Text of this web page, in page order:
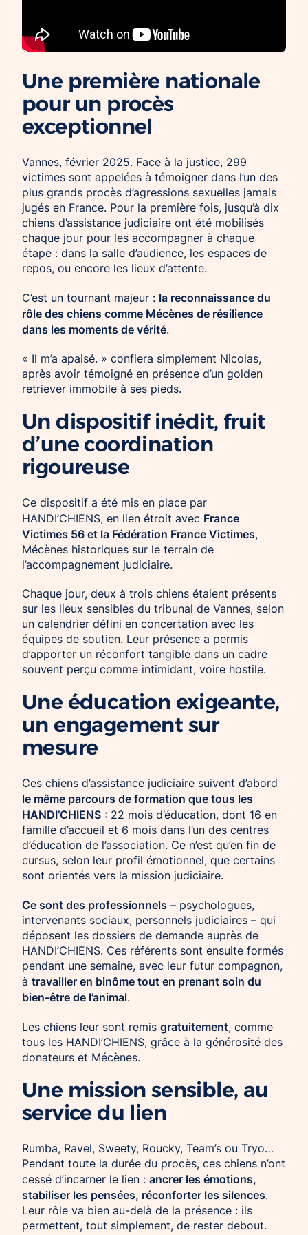
Une première nationale
pour un procès
exceptionnel
Vannes, février 2025. Face à la justice, 299
victimes sont appelées à témoigner dans l’un des
plus grands procès d’agressions sexuelles jamais
jugés en France. Pour la première fois, jusqu’à dix
chiens d’assistance judiciaire ont été mobilisés
chaque jour pour les accompagner à chaque
étape : dans la salle d’audience, les espaces de
repos, ou encore les lieux d’attente.
C’est un tournant majeur : la reconnaissance du
rôle des chiens comme Mécènes de résilience
dans les moments de vérité.
« Il m’a apaisé. » confiera simplement Nicolas,
après avoir témoigné en présence d’un golden
retriever immobile à ses pieds.
Un dispositif inédit, fruit
d’une coordination
rigoureuse
Ce dispositif a été mis en place par
HANDI’CHIENS, en lien étroit avec France
Victimes 56 et la Fédération France Victimes,
Mécènes historiques sur le terrain de
l’accompagnement judiciaire.
Chaque jour, deux à trois chiens étaient présents
sur les lieux sensibles du tribunal de Vannes, selon
un calendrier défini en concertation avec les
équipes de soutien. Leur présence a permis
d’apporter un réconfort tangible dans un cadre
souvent perçu comme intimidant, voire hostile.
Une éducation exigeante,
un engagement sur
mesure
Ces chiens d’assistance judiciaire suivent d’abord
le même parcours de formation que tous les
HANDI’CHIENS : 22 mois d’éducation, dont 16 en
famille d’accueil et 6 mois dans l’un des centres
d’éducation de l’association. Ce n’est qu’en fin de
cursus, selon leur profil émotionnel, que certains
sont orientés vers la mission judiciaire.
Ce sont des professionnels – psychologues,
intervenants sociaux, personnels judiciaires – qui
déposent les dossiers de demande auprès de
HANDI’CHIENS. Ces référents sont ensuite formés
pendant une semaine, avec leur futur compagnon,
à travailler en binôme tout en prenant soin du
bien-être de l’animal.
Les chiens leur sont remis gratuitement, comme
tous les HANDI’CHIENS, grâce à la générosité des
donateurs et Mécènes.
Une mission sensible, au
service du lien
Rumba, Ravel, Sweety, Roucky, Team’s ou Tryo…
Pendant toute la durée du procès, ces chiens n’ont
cessé d’incarner le lien : ancrer les émotions,
stabiliser les pensées, réconforter les silences.
Leur rôle va bien au-delà de la présence : ils
permettent, tout simplement, de rester debout.